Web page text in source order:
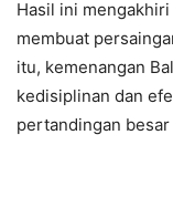
Hasil ini
membuat
itu, kemenangan
kedisiplinan dan
pertandingan